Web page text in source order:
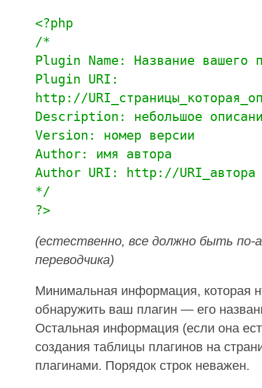
<?php
/*
Plugin Name: Название вашего
Plugin URI:
http://
Description: небольшое
Version: номер версии
Author: имя автора
Author URI: http://URI_автора
*/
?>
(естественно, все должно быть по-
переводчика)
Минимальная информация, которая
обнаружить ваш плагин — его
Остальная информация (если она
создания таблицы плагинов на
плагинами. Порядок строк неважен.